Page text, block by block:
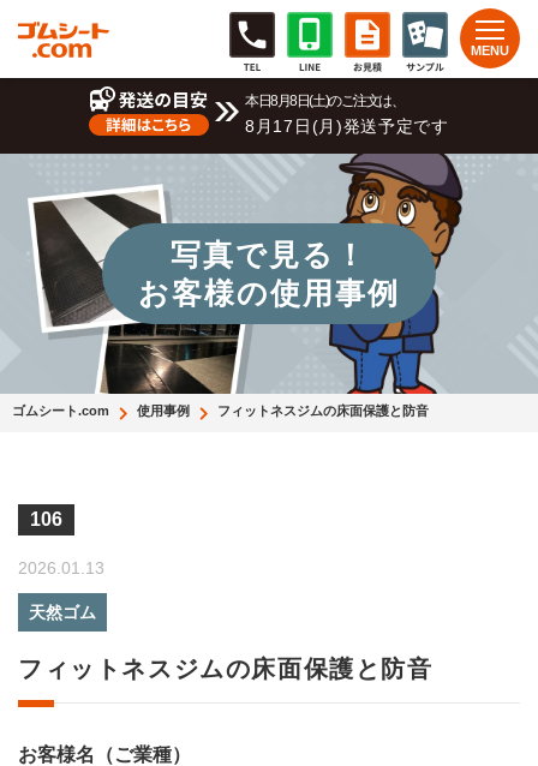
本日8月8日(土)のご注文は、
8月17日(月)発送予定です
写真で見る！
お客様の使用事例
ゴムシート.com 使用事例 フィットネスジムの床面保護と防音
106
2026.01.13
天然ゴム
フィットネスジムの床面保護と防音
お客様名（ご業種）